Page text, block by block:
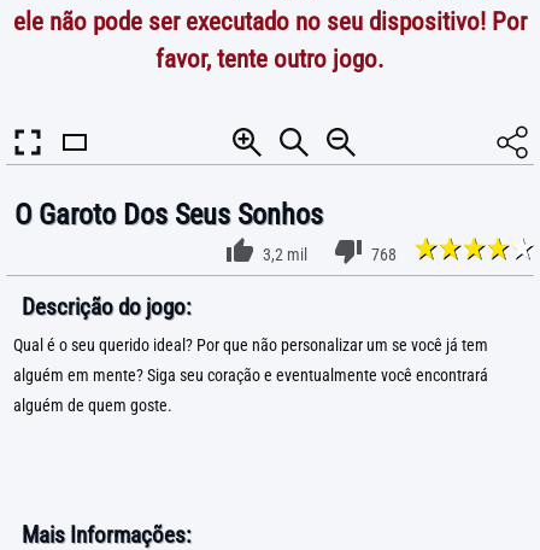
ele não pode ser executado no seu dispositivo! Por
favor, tente outro jogo.
O Garoto Dos Seus Sonhos
3,2 mil 768
Descrição do jogo:
Qual é o seu querido ideal? Por que não personalizar um se você já tem
alguém em mente? Siga seu coração e eventualmente você encontrará
alguém de quem goste.
Mais Informações: